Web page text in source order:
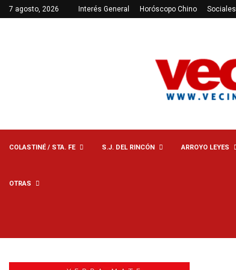
7 agosto, 2026 Interés General Horóscopo Chino Sociales
COLASTINÉ / STA. FE S.J. DEL RINCÓN ARROYO LEYES
OTRAS